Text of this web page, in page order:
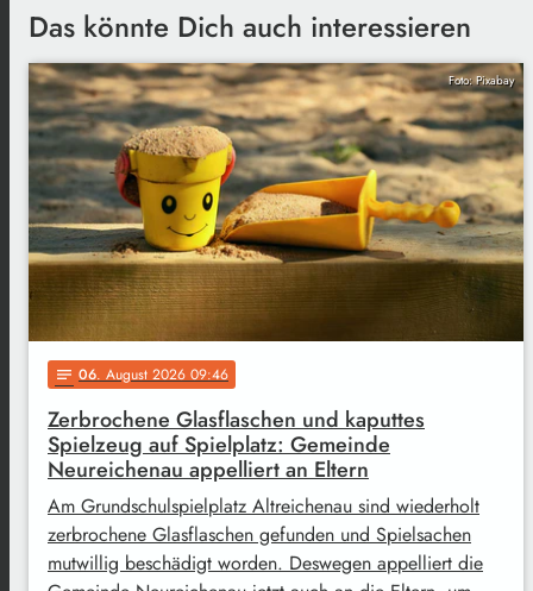
Das könnte Dich auch interessieren
Foto: Pixabay
notes 06. August 2026 09:46
Zerbrochene Glasflaschen und kaputtes
Spielzeug auf Spielplatz: Gemeinde
Neureichenau appelliert an Eltern
Am Grundschulspielplatz Altreichenau sind wiederholt
zerbrochene Glasflaschen gefunden und Spielsachen
mutwillig beschädigt worden. Deswegen appelliert die